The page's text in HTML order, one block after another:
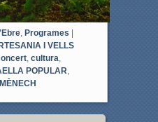
, Programes
I VELLS
, cultura,
POPULAR,